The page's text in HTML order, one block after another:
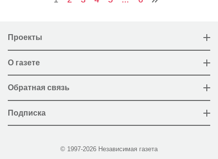
Проекты
О газете
Обратная связь
Подписка
© 1997-2026 Независимая газета